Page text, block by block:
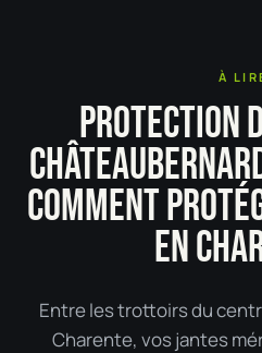
À
PROTECTION
COMMENT
EN
Entre les trottoirs du
Charente, vos jantes